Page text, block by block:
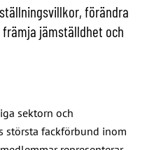
förändra
jämställdhet och
sektorn och
största fackförbund inom